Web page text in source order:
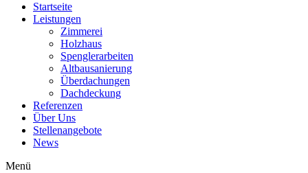
Startseite
Leistungen
Zimmerei
Holzhaus
Spenglerarbeiten
Altbausanierung
Überdachungen
Dachdeckung
Referenzen
Über Uns
Stellenangebote
News
Menü